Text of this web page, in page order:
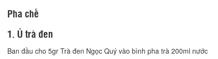
Pha chế
1. Ủ trà đen
Ban đầu cho 5gr Trà đen Ngọc Quý vào bình pha trà 200ml nước